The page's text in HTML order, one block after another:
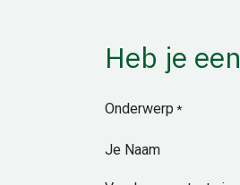
Heb je
Onderwerp *
Je Naam